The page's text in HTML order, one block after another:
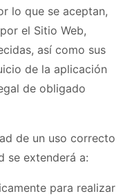
lo que se aceptan,
el Sitio Web,
así como sus
de la aplicación
de obligado
de un uso correcto
se extenderá a:
para realizar